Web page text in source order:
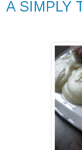
A SIMPLY